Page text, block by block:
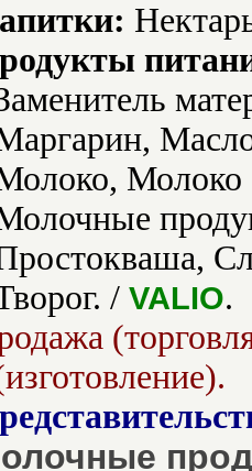
Молоко
/ VALIO.